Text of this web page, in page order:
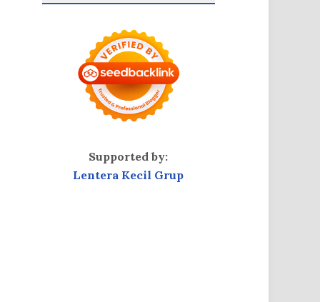
Supported by:
Lentera Kecil Grup